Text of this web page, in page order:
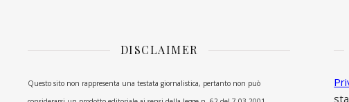
DISCLAIMER
Questo sito non rappresenta una testata giornalistica, pertanto non può